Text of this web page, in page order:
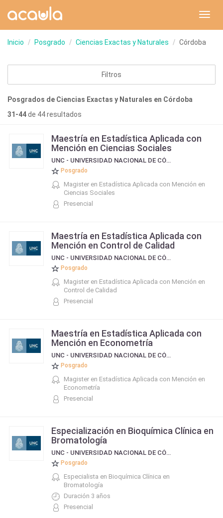
Inicio Posgrado Ciencias Exactas y Naturales Córdoba
Filtros
Posgrados de Ciencias Exactas y Naturales en Córdoba
31-44de 44 resultados
Maestría en Estadística Aplicada con
Mención en Ciencias Sociales
UNC - UNIVERSIDAD NACIONAL DE CÓRDOBA
Posgrado
Magister en Estadística Aplicada con Mención en
Ciencias Sociales
Presencial
Maestría en Estadística Aplicada con
Mención en Control de Calidad
UNC - UNIVERSIDAD NACIONAL DE CÓRDOBA
Posgrado
Magister en Estadística Aplicada con Mención en
Control de Calidad
Presencial
Maestría en Estadística Aplicada con
Mención en Econometría
UNC - UNIVERSIDAD NACIONAL DE CÓRDOBA
Posgrado
Magister en Estadística Aplicada con Mención en
Econometría
Presencial
Especialización en Bioquímica Clínica en
Bromatología
UNC - UNIVERSIDAD NACIONAL DE CÓRDOBA
Posgrado
Especialista en Bioquímica Clínica en
Bromatología
Duración 3 años
Presencial